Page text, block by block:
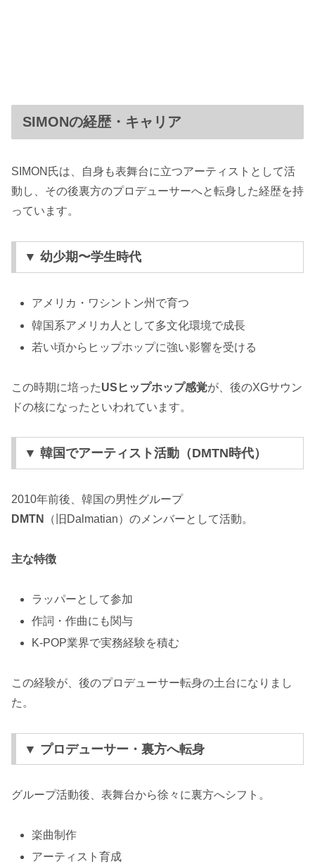
SIMONの経歴・キャリア
SIMON氏は、自身も表舞台に立つアーティストとして活
動し、その後裏方のプロデューサーへと転身した経歴を持
っています。
▼ 幼少期〜学生時代
アメリカ・ワシントン州で育つ
韓国系アメリカ人として多文化環境で成長
若い頃からヒップホップに強い影響を受ける
この時期に培ったUSヒップホップ感覚が、後のXGサウン
ドの核になったといわれています。
▼ 韓国でアーティスト活動（DMTN時代）
2010年前後、韓国の男性グループ
DMTN
（旧Dalmatian）のメンバーとして活動。
主な特徴
ラッパーとして参加
作詞・作曲にも関与
K-POP業界で実務経験を積む
この経験が、後のプロデューサー転身の土台になりまし
た。
▼ プロデューサー・裏方へ転身
グループ活動後、表舞台から徐々に裏方へシフト。
楽曲制作
アーティスト育成